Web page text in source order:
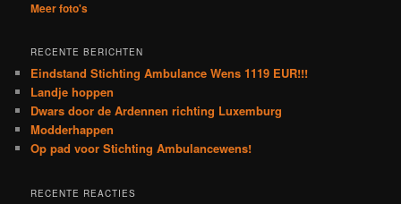
Meer foto's
RECENTE BERICHTEN
Eindstand Stichting Ambulance Wens 1119 EUR!!!
Landje hoppen
Dwars door de Ardennen richting Luxemburg
Modderhappen
Op pad voor Stichting Ambulancewens!
RECENTE REACTIES